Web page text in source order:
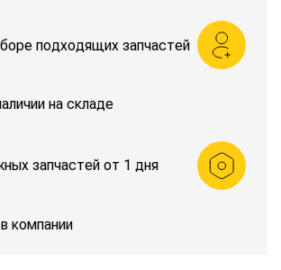
подходящих запчастей
на складе
запчастей от 1 дня
компании